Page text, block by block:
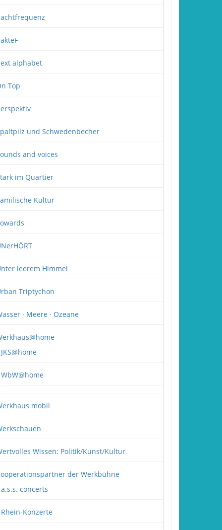
alphabet
Top
und Schwedenbecher
and voices
im Quartier
Kultur
leerem Himmel
Triptychon
· Meere · Ozeane
JKS@home
WbW@home
mobil
Wissen: Politik/Kunst/Kultur
der Werkbühne
a.s.s. concerts
Rhein-Konzerte